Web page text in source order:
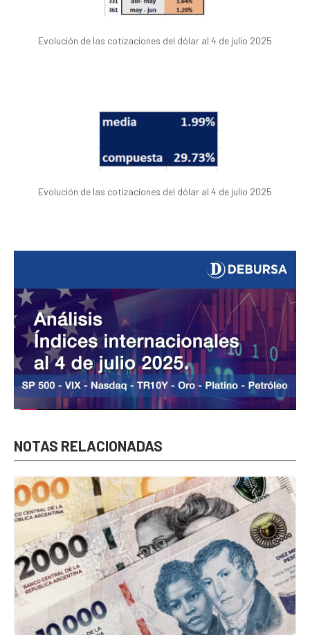
Evolución de las cotizaciones del dólar al 4 de julio 2025
Evolución de las cotizaciones del dólar al 4 de julio 2025
NOTAS RELACIONADAS